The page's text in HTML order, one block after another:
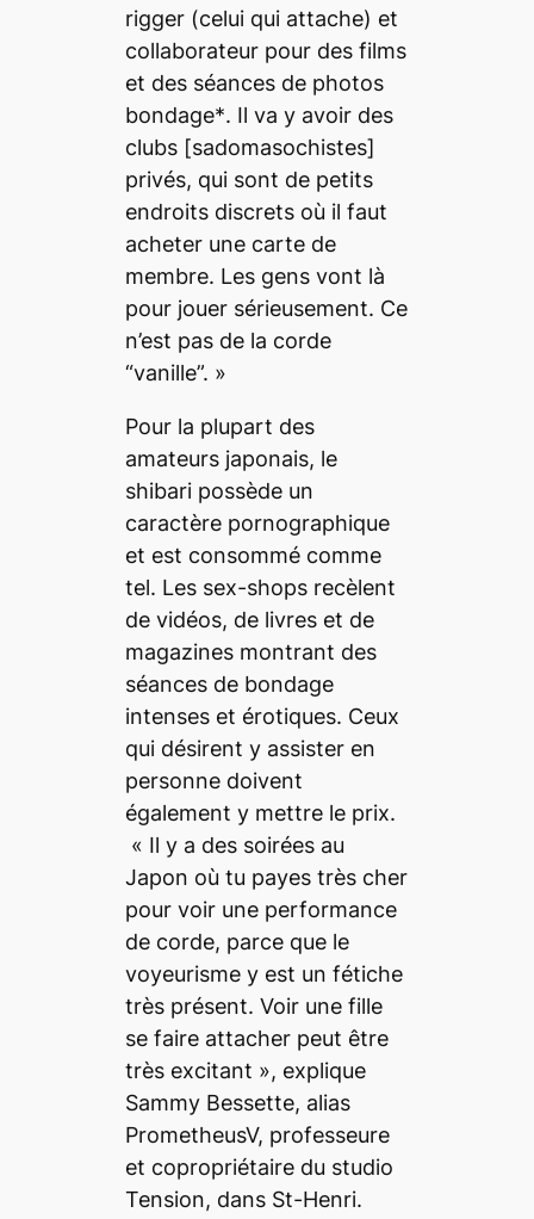
rigger (celui qui attache) et
collaborateur pour des films
et des séances de photos
bondage*. Il va y avoir des
clubs [sadomasochistes]
privés, qui sont de petits
endroits discrets où il faut
acheter une carte de
membre. Les gens vont là
pour jouer sérieusement. Ce
n’est pas de la corde
“vanille”. »
Pour la plupart des
amateurs japonais, le
shibaripossède un
caractère pornographique
et est consommé comme
tel. Les sex-shops recèlent
de vidéos, de livres et de
magazines montrant des
séances de bondage
intenses et érotiques. Ceux
qui désirent y assister en
personne doivent
également y mettre le prix.
« Il y a des soirées au
Japon où tu payes très cher
pour voir une performance
de corde, parce que le
voyeurisme y est un fétiche
très présent. Voir une fille
se faire attacher peut être
très excitant », explique
Sammy Bessette, alias
PrometheusV, professeure
et copropriétaire du studio
Tension, dans St-Henri.